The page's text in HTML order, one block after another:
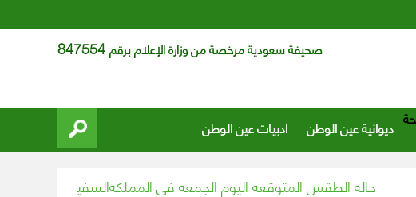
صحيفة سعودية مرخصة من وزارة الإعلام برقم847554
ديوانية عين الوطن ادبيات عين الوطن
حالة الطقس المتوقعة اليوم الجمعة في المملكةالسفير المعلمي يشارك